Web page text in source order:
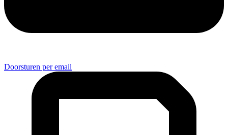
Doorsturen per email